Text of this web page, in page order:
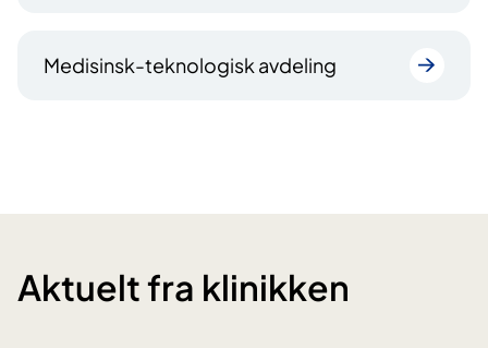
Medisinsk-teknologisk avdeling
Aktuelt fra klinikken